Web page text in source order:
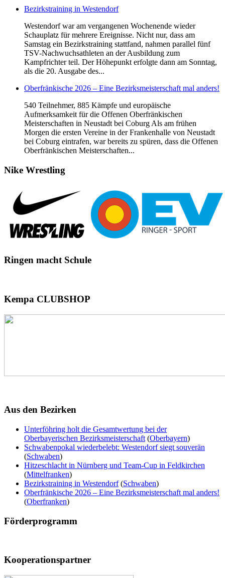
Bezirkstraining in Westendorf
Westendorf war am vergangenen Wochenende wieder
Schauplatz für mehrere Ereignisse. Nicht nur, dass am
Samstag ein Bezirkstraining stattfand, nahmen parallel fünf
TSV-Nachwuchsathleten an der Ausbildung zum
Kampfrichter teil. Der Höhepunkt erfolgte dann am Sonntag,
als die 20. Ausgabe des...
Oberfränkische 2026 – Eine Bezirksmeisterschaft mal anders!
540 Teilnehmer, 885 Kämpfe und europäische
Aufmerksamkeit für die Offenen Oberfränkischen
Meisterschaften in Neustadt bei Coburg Als am frühen
Morgen die ersten Vereine in der Frankenhalle von Neustadt
bei Coburg eintrafen, war bereits zu spüren, dass die Offenen
Oberfränkischen Meisterschaften...
Nike Wrestling
Ringen macht Schule
Kempa CLUBSHOP
Aus den Bezirken
Unterföhring holt die Gesamtwertung bei der
Oberbayerischen Bezirksmeisterschaft (Oberbayern)
Schwabenpokal wiederbelebt: Westendorf siegt souverän
(Schwaben)
Hitzeschlacht in Nürnberg und Team-Cup in Feldkirchen
(Mittelfranken)
Bezirkstraining in Westendorf (Schwaben)
Oberfränkische 2026 – Eine Bezirksmeisterschaft mal anders!
(Oberfranken)
Förderprogramm
Kooperationspartner